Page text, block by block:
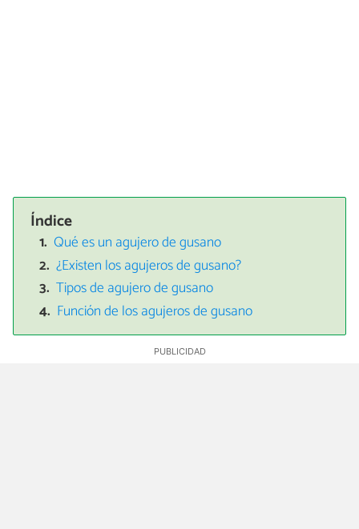
Índice
Qué es un agujero de gusano
¿Existen los agujeros de gusano?
Tipos de agujero de gusano
Función de los agujeros de gusano